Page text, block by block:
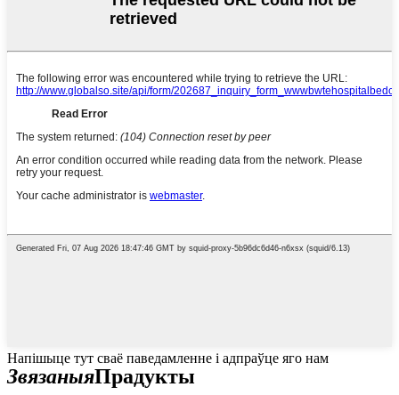
Напішыце тут сваё паведамленне і адпраўце яго нам
ЗвязаныяПрадукты